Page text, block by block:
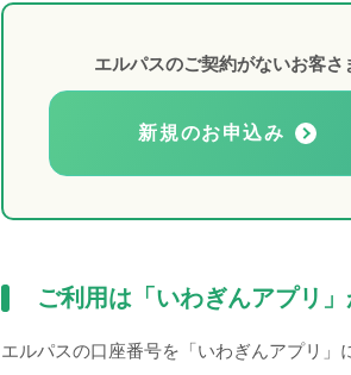
エルパスのご契約がないお客さ
新規のお申込み
ご利用は「いわぎんアプリ」
エルパスの口座番号を「いわぎんアプリ